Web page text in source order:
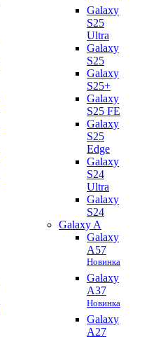
Galaxy
S25
Ultra
Galaxy
S25
Galaxy
S25+
Galaxy
S25 FE
Galaxy
S25
Edge
Galaxy
S24
Ultra
Galaxy
S24
Galaxy A
Galaxy
A57
Новинка
Galaxy
A37
Новинка
Galaxy
A27